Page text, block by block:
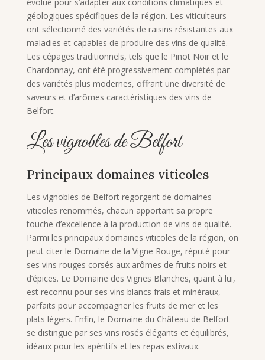
géologiques spécifiques de la région. Les viticulteurs
ont sélectionné des variétés de raisins résistantes aux
maladies et capables de produire des vins de qualité.
Les cépages traditionnels, tels que le Pinot Noir et le
Chardonnay, ont été progressivement complétés par
des variétés plus modernes, offrant une diversité de
saveurs et d’arômes caractéristiques des vins de
Belfort.
Les vignobles de Belfort
Principaux domaines viticoles
Les vignobles de Belfort regorgent de domaines
viticoles renommés, chacun apportant sa propre
touche d’excellence à la production de vins de qualité.
Parmi les principaux domaines viticoles de la région, on
peut citer le Domaine de la Vigne Rouge, réputé pour
ses vins rouges corsés aux arômes de fruits noirs et
d’épices. Le Domaine des Vignes Blanches, quant à lui,
est reconnu pour ses vins blancs frais et minéraux,
parfaits pour accompagner les fruits de mer et les
plats légers. Enfin, le Domaine du Château de Belfort
se distingue par ses vins rosés élégants et équilibrés,
idéaux pour les apéritifs et les repas estivaux.